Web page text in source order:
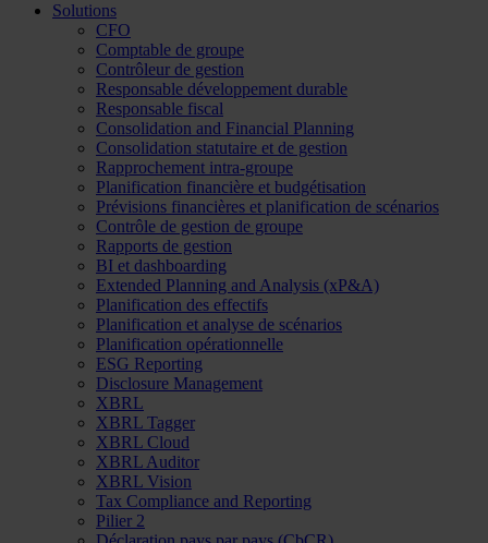
Solutions
CFO
Comptable de groupe
Contrôleur de gestion
Responsable développement durable
Responsable fiscal
Consolidation and Financial Planning
Consolidation statutaire et de gestion
Rapprochement intra-groupe
Planification financière et budgétisation
Prévisions financières et planification de scénarios
Contrôle de gestion de groupe
Rapports de gestion
BI et dashboarding
Extended Planning and Analysis (xP&A)
Planification des effectifs
Planification et analyse de scénarios
Planification opérationnelle
ESG Reporting
Disclosure Management
XBRL
XBRL Tagger
XBRL Cloud
XBRL Auditor
XBRL Vision
Tax Compliance and Reporting
Pilier 2